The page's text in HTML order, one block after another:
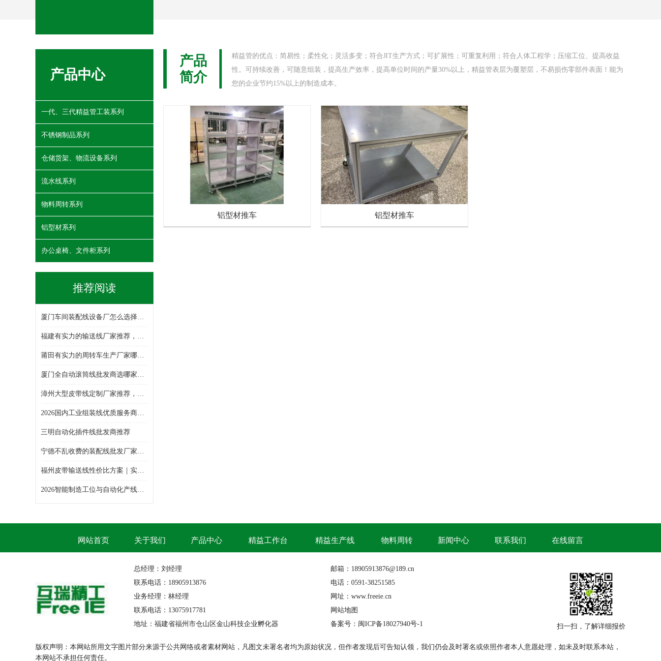
产品
简介
精益管的优点：简易性；柔性化；灵活多变；符合JIT生产方式；可扩展性；可重复利用；符合人体工程学；压缩工位、提高收益
性。可持续改善，可随意组装，提高生产效率，提高单位时间的产量30%以上，精益管表层为覆塑层，不易损伤零部件表面！能为
您的企业节约15%以上的制造成本。
铝型材推车 铝型材推车
产品中心
一代、三代精益管工装系列
不锈钢制品系列
仓储货架、物流设备系列
流水线系列
物料周转系列
铝型材系列
办公桌椅、文件柜系列
推荐阅读
厦门车间装配线设备厂怎么选择，单层输送线/插件线/拷机车/滚筒线/倍速链组装线/厂线周转车，装配线生产厂家哪家好
福建有实力的输送线厂家推荐，老化车/周转车/铝型材周转车/倍速链组装线/单层输送线/皮带线，输送线设备生产厂家选哪家
莆田有实力的周转车生产厂家哪家强，插件线/拷机车/装配线/铝型材周转车/多层周转车/厂线周转车，周转车生产厂家哪家专业
厦门全自动滚筒线批发商选哪家，滚筒线/拷机车/插件线/厂线周转车/物料周转车/周转车/倍速链组装线，滚筒线批发厂选哪家
漳州大型皮带线定制厂家推荐，装配线/精益管周转车/厂线周转车/单层输送线/组装线/倍速链组装线/周转车，皮带线厂选哪家
2026国内工业组装线优质服务商榜单：行业深度分析报告！
三明自动化插件线批发商推荐
宁德不乱收费的装配线批发厂家哪家专业
福州皮带输送线性价比方案｜实惠靠谱输送线整体造价解析
2026智能制造工位与自动化产线选型白皮书——精益工装&智能输送设备综合采购指南
网站首页 关于我们 产品中心 精益工作台 精益生产线 物料周转 新闻中心 联系我们 在线留言
总经理：刘经理
联系电话：18905913876
业务经理：林经理
联系电话：13075917781
地址：福建省福州市仓山区金山科技企业孵化器
邮箱：18905913876@189.cn
电话：0591-38251585
网址：www.freeie.cn
网站地图
备案号：闽ICP备18027940号-1
扫一扫，了解详细报价
版权声明：本网站所用文字图片部分来源于公共网络或者素材网站，凡图文未署名者均为原始状况，但作者发现后可告知认领，我们仍会及时署名或依照作者本人意愿处理，如未及时联系本站，
本网站不承担任何责任。